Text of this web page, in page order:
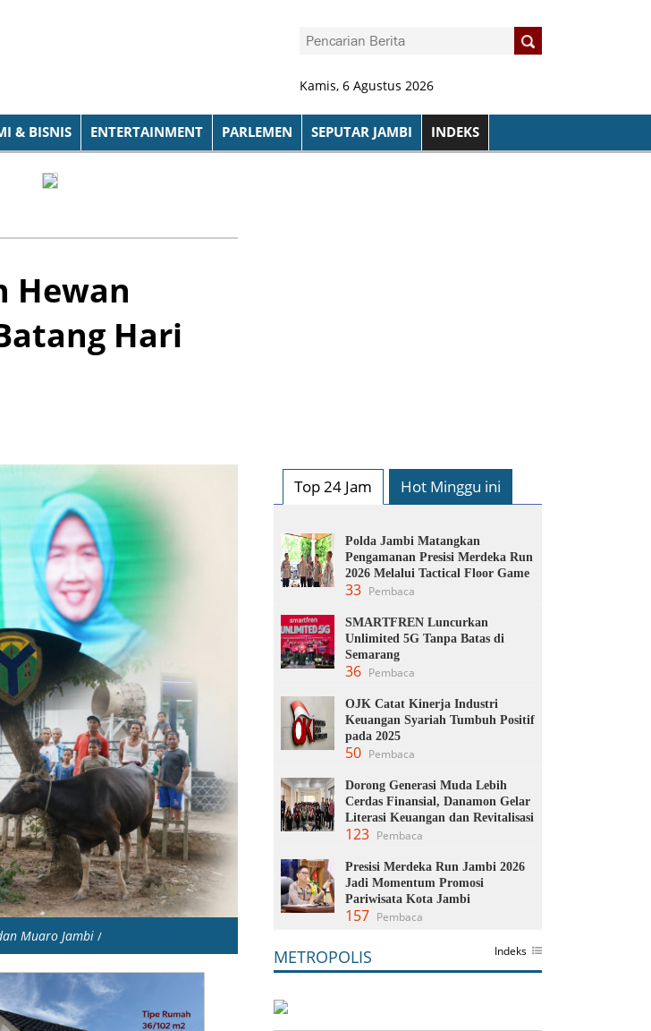
Kamis, 6 Agustus 2026
& BISNIS ENTERTAINMENT PARLEMEN SEPUTAR JAMBI INDEKS
Hewan
Hari
Muaro Jambi /
Top 24 Jam Hot Minggu ini
Polda Jambi Matangkan
Pengamanan Presisi Merdeka Run
2026 Melalui Tactical Floor Game
33 Pembaca
SMARTFREN Luncurkan
Unlimited 5G Tanpa Batas di
Semarang
36 Pembaca
OJK Catat Kinerja Industri
Keuangan Syariah Tumbuh Positif
pada 2025
50 Pembaca
Dorong Generasi Muda Lebih
Cerdas Finansial, Danamon Gelar
Literasi Keuangan dan Revitalisasi
123 Pembaca
Presisi Merdeka Run Jambi 2026
Jadi Momentum Promosi
Pariwisata Kota Jambi
157 Pembaca
METROPOLIS Indeks